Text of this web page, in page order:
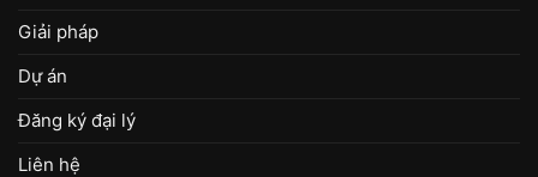
Giải pháp
Dự án
Đăng ký đại lý
Liên hệ